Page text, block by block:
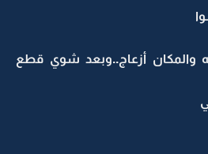
أزعاج..وبعد شوي قطع